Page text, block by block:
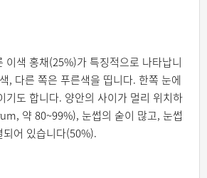
이색 홍채(25%)가 특징적으로 나타납니
, 다른 쪽은 푸른색을 띱니다. 한쪽 눈에
기도 합니다. 양안의 사이가 멀리 위치하
약 80~99%), 눈썹의 숱이 많고, 눈썹
어 있습니다(50%).